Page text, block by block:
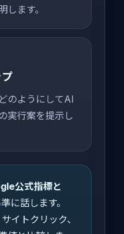
ます。
のようにしてAI
実行案を提示し
公式指標と
に話します。
イトクリック、